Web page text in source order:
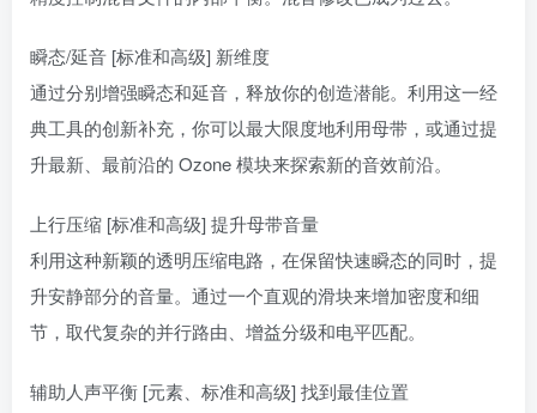
瞬态/延音 [标准和高级] 新维度
通过分别增强瞬态和延音，释放你的创造潜能。利用这一经
典工具的创新补充，你可以最大限度地利用母带，或通过提
升最新、最前沿的 Ozone 模块来探索新的音效前沿。
上行压缩 [标准和高级] 提升母带音量
利用这种新颖的透明压缩电路，在保留快速瞬态的同时，提
升安静部分的音量。通过一个直观的滑块来增加密度和细
节，取代复杂的并行路由、增益分级和电平匹配。
辅助人声平衡 [元素、标准和高级] 找到最佳位置